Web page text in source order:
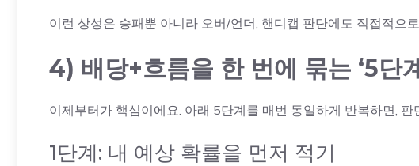
이런 상성은 승패뿐 아니라 오버/언더, 핸디캡 판단에도 직접적으
4) 배당+흐름을 한 번에 묶는 ‘5단
이제부터가 핵심이에요. 아래 5단계를 매번 동일하게 반복하면,
1단계: 내 예상 확률을 먼저 적기